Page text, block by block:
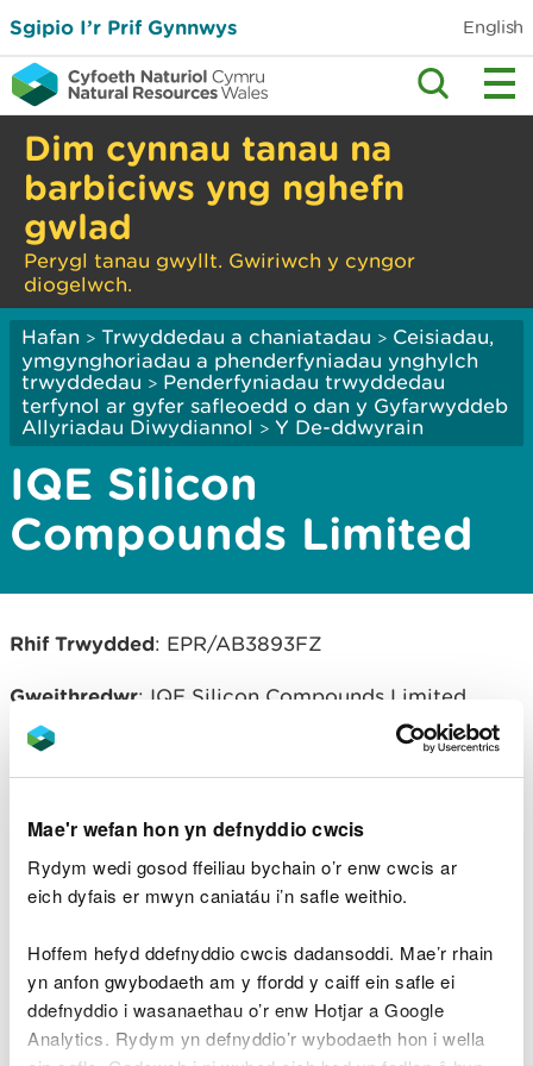
Mae'r wefan hon yn defnyddio cwcis
Rydym wedi gosod ffeiliau bychain o’r enw cwcis ar
eich dyfais er mwyn caniatáu i’n safle weithio.
Hoffem hefyd ddefnyddio cwcis dadansoddi. Mae’r rhain
yn anfon gwybodaeth am y ffordd y caiff ein safle ei
ddefnyddio i wasanaethau o’r enw Hotjar a Google
Analytics. Rydym yn defnyddio’r wybodaeth hon i wella
Sgipio I’r Prif Gynnwys English
Dim cynnau tanau na
barbiciws yng nghefn
gwlad
Perygl tanau gwyllt. Gwiriwch y cyngor
diogelwch.
Hafan > Trwyddedau a chaniatadau > Ceisiadau,
ymgynghoriadau a phenderfyniadau ynghylch
trwyddedau > Penderfyniadau trwyddedau
terfynol ar gyfer safleoedd o dan y Gyfarwyddeb
Allyriadau Diwydiannol > Y De-ddwyrain
IQE Silicon
Compounds Limited
Rhif Trwydded: EPR/AB3893FZ
Gweithredwr: IQE Silicon Compounds Limited
Lleoliad gyfleuster a reoleiddir
: Newport Semi
Conductor Facility, Imperial Park, Celtic Way,
cysylltiedig
AB3893FZ Decision Doc (Saesneg
PDF [287.8 KB]